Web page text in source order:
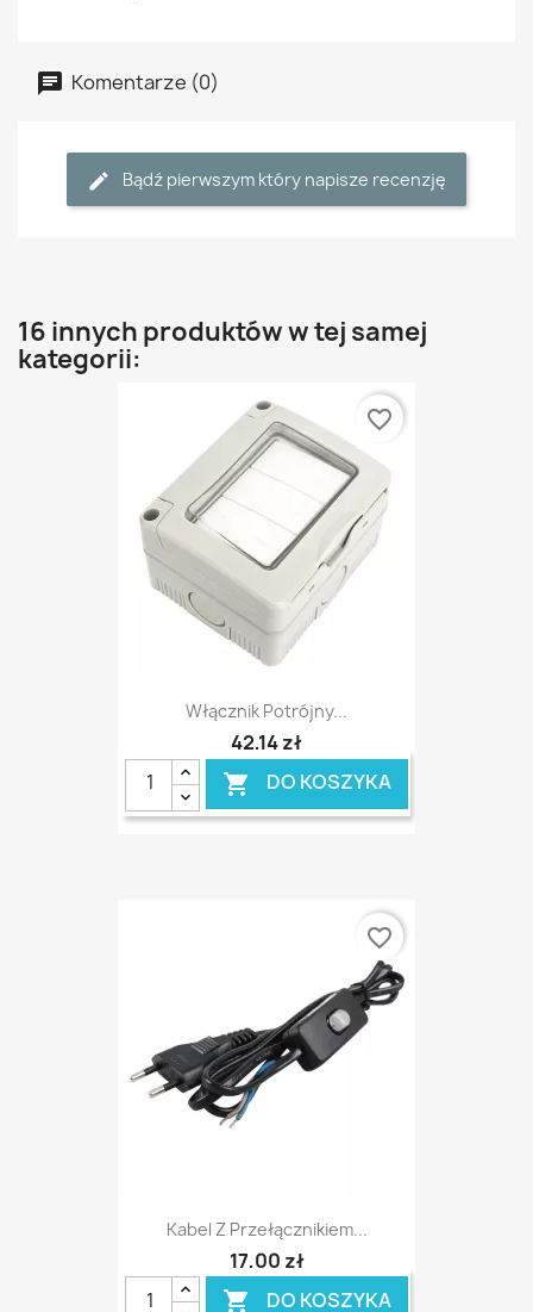
Komentarze (0)
Bądź pierwszym który napisze recenzję
16 innych produktów w tej samej
kategorii:
Włącznik Potrójny...
42,14 zł
 DO KOSZYKA
favorite_border
Kabel Z Przełącznikiem...
17,00 zł
 DO KOSZYKA
favorite_border